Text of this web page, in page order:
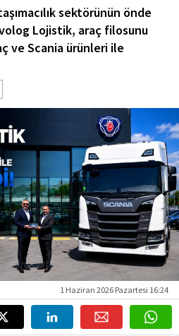
sektörünün önde
Lojistik, araç filosunu
ve Scania ürünleri ile
1 Haziran 2026 Pazartesi 16:24